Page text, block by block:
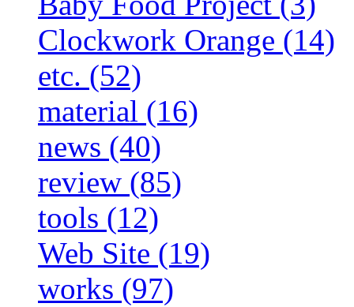
Clockwork Orange (14)
etc. (52)
material (16)
news (40)
review (85)
tools (12)
Web Site (19)
works (97)